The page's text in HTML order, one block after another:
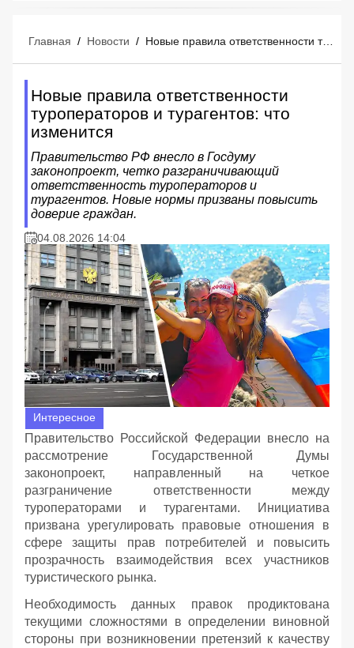
Главная / Новости / Новые правила ответственности туроператоров и турагентов: что изменится
Новые правила ответственности
туроператоров и турагентов: что
изменится
Правительство РФ внесло в Госдуму
законопроект, четко разграничивающий
ответственность туроператоров и
турагентов. Новые нормы призваны повысить
доверие граждан.
04.08.2026 14:04
Интересное
Правительство Российской Федерации внесло на
рассмотрение Государственной Думы
законопроект, направленный на четкое
разграничение ответственности между
туроператорами и турагентами. Инициатива
призвана урегулировать правовые отношения в
сфере защиты прав потребителей и повысить
прозрачность взаимодействия всех участников
туристического рынка.
Необходимость данных правок продиктована
текущими сложностями в определении виновной
стороны при возникновении претензий к качеству